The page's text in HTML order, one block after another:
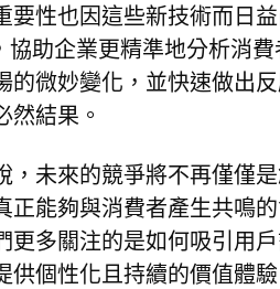
要性也因這些新技術而日
助企業更精準地分析消
的微妙變化，並快速做出
然結果。
，未來的競爭將不再僅僅
能夠與消費者產生共鳴
更多關注的是如何吸引用
個性化且持續的價值體